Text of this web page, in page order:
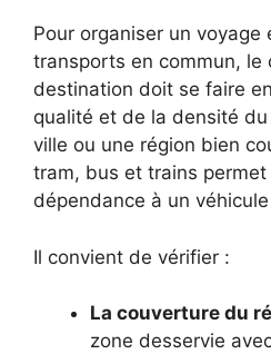
Pour organiser un voyage
transports en commun, le
destination doit se faire
qualité et de la densité
ville ou une région bien
tram, bus et trains permet
dépendance à un
Il convient de vérifier :
La couverture du
zone desservie